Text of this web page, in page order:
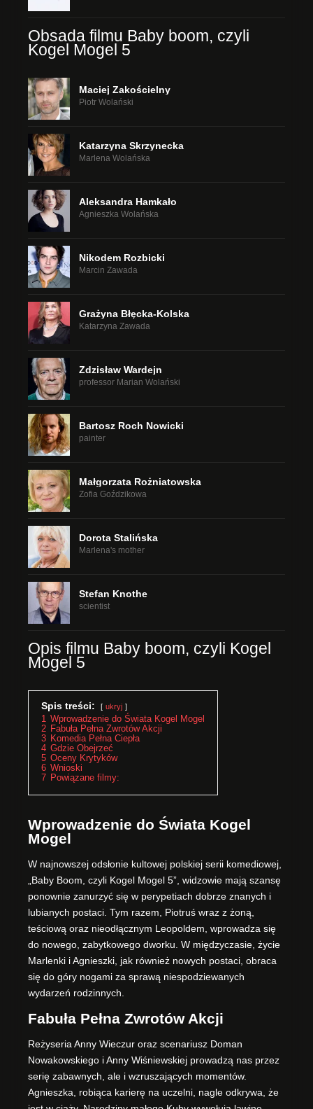
Obsada filmu Baby boom, czyli
Kogel Mogel 5
Maciej Zakościelny
Piotr Wolański
Katarzyna Skrzynecka
Marlena Wolańska
Aleksandra Hamkało
Agnieszka Wolańska
Nikodem Rozbicki
Marcin Zawada
Grażyna Błęcka-Kolska
Katarzyna Zawada
Zdzisław Wardejn
professor Marian Wolański
Bartosz Roch Nowicki
painter
Małgorzata Rożniatowska
Zofia Goździkowa
Dorota Stalińska
Marlena's mother
Stefan Knothe
scientist
Opis filmu Baby boom, czyli Kogel
Mogel 5
Spis treści: ukryj
1 Wprowadzenie do Świata Kogel Mogel
2 Fabuła Pełna Zwrotów Akcji
3 Komedia Pełna Ciepła
4 Gdzie Obejrzeć
5 Oceny Krytyków
6 Wnioski
7 Powiązane filmy:
Wprowadzenie do Świata Kogel
Mogel
W najnowszej odsłonie kultowej polskiej serii komediowej,
„Baby Boom, czyli Kogel Mogel 5”, widzowie mają szansę
ponownie zanurzyć się w perypetiach dobrze znanych i
lubianych postaci. Tym razem, Piotruś wraz z żoną,
teściową oraz nieodłącznym Leopoldem, wprowadza się
do nowego, zabytkowego dworku. W międzyczasie, życie
Marlenki i Agnieszki, jak również nowych postaci, obraca
się do góry nogami za sprawą niespodziewanych
wydarzeń rodzinnych.
Fabuła Pełna Zwrotów Akcji
Reżyseria Anny Wieczur oraz scenariusz Doman
Nowakowskiego i Anny Wiśniewskiej prowadzą nas przez
serię zabawnych, ale i wzruszających momentów.
Agnieszka, robiąca karierę na uczelni, nagle odkrywa, że